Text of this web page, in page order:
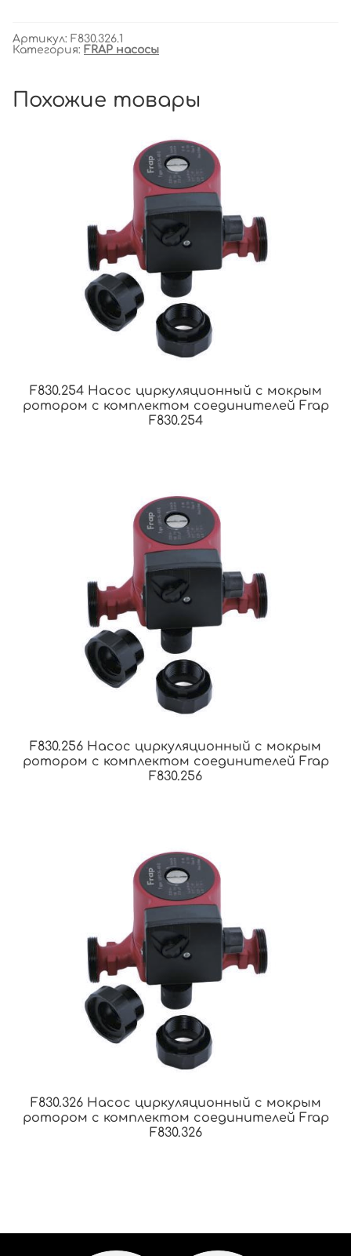
Артикул: F830.326.1
Категория: FRAP насосы
Похожие товары
F830.254 Насос циркуляционный с мокрым
ротором с комплектом соединителей Frap
F830.254
F830.256 Насос циркуляционный с мокрым
ротором с комплектом соединителей Frap
F830.256
F830.326 Насос циркуляционный с мокрым
ротором с комплектом соединителей Frap
F830.326